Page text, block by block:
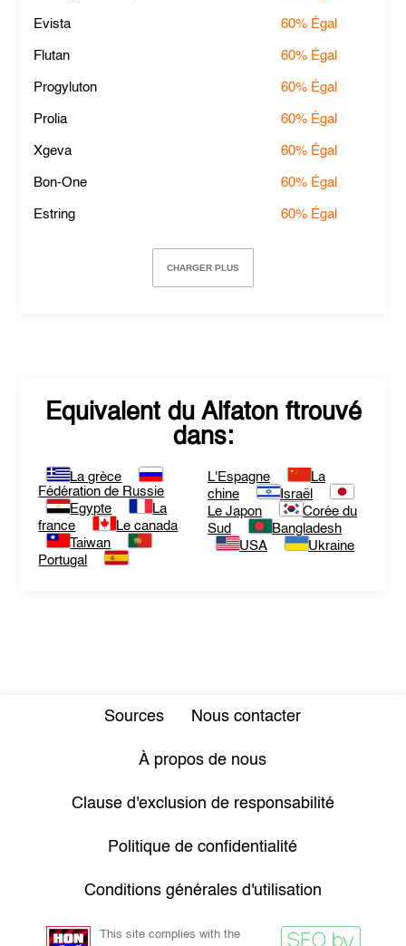
Evista 60% Égal
Flutan 60% Égal
Progyluton 60% Égal
Prolia 60% Égal
Xgeva 60% Égal
Bon-One 60% Égal
Estring 60% Égal
CHARGER PLUS
Equivalent du Alfatonftrouvé
dans:
La grèce
Fédération de Russie
Egypte
La
france
Le canada
Taiwan
Portugal
L'Espagne
La
chine
Israël
Le Japon
Corée du
Sud
Bangladesh
USA
Ukraine
Sources Nous contacter
À propos de nous
Clause d'exclusion de responsabilité
Politique de confidentialité
Conditions générales d'utilisation
This site complies with the